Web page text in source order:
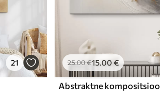
21 25.00€15.00 €